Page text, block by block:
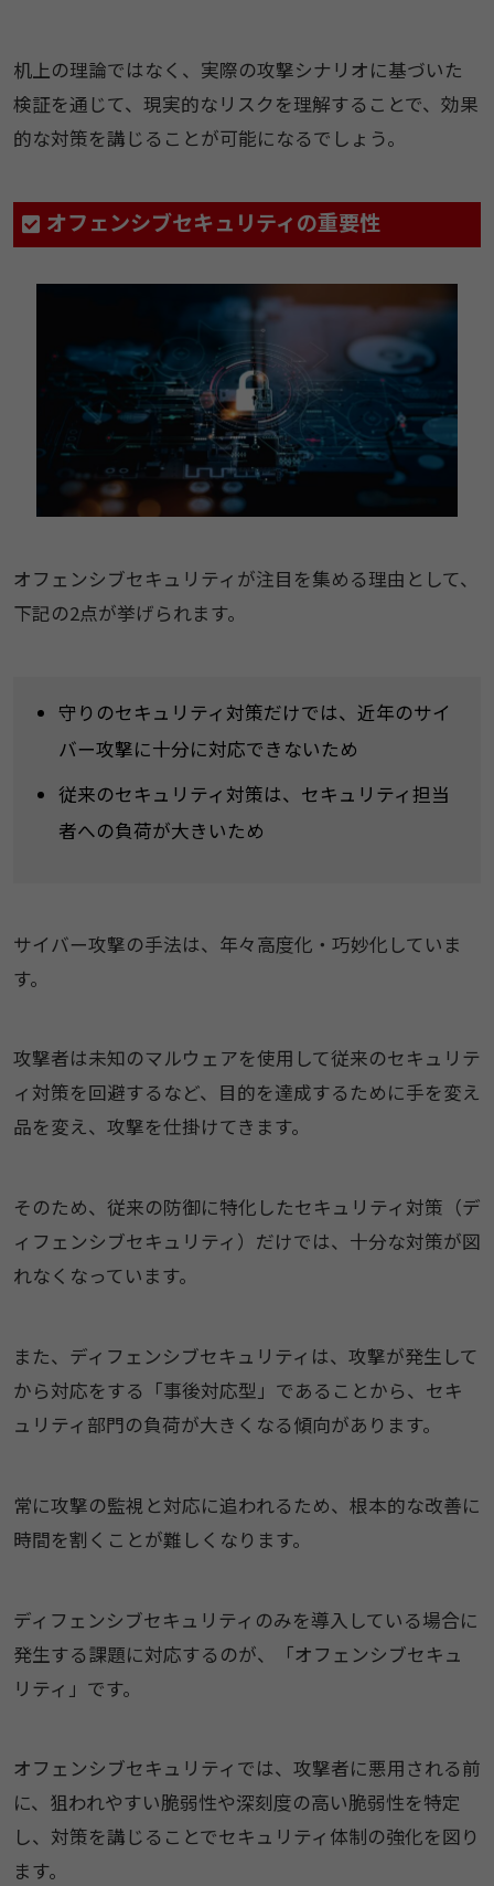
机上の理論ではなく、実際の攻撃シナリオに基づいた
検証を通じて、現実的なリスクを理解することで、効果
的な対策を講じることが可能になるでしょう。
オフェンシブセキュリティの重要性
オフェンシブセキュリティが注目を集める理由として、
下記の2点が挙げられます。
守りのセキュリティ対策だけでは、近年のサイ
バー攻撃に十分に対応できないため
従来のセキュリティ対策は、セキュリティ担当
者への負荷が大きいため
サイバー攻撃の手法は、年々高度化・巧妙化していま
す。
攻撃者は未知のマルウェアを使用して従来のセキュリテ
ィ対策を回避するなど、目的を達成するために手を変え
品を変え、攻撃を仕掛けてきます。
そのため、従来の防御に特化したセキュリティ対策（デ
ィフェンシブセキュリティ）だけでは、十分な対策が図
れなくなっています。
また、ディフェンシブセキュリティは、攻撃が発生して
から対応をする「事後対応型」であることから、セキ
ュリティ部門の負荷が大きくなる傾向があります。
常に攻撃の監視と対応に追われるため、根本的な改善に
時間を割くことが難しくなります。
ディフェンシブセキュリティのみを導入している場合に
発生する課題に対応するのが、「オフェンシブセキュ
リティ」です。
オフェンシブセキュリティでは、攻撃者に悪用される前
に、狙われやすい脆弱性や深刻度の高い脆弱性を特定
し、対策を講じることでセキュリティ体制の強化を図り
ます。